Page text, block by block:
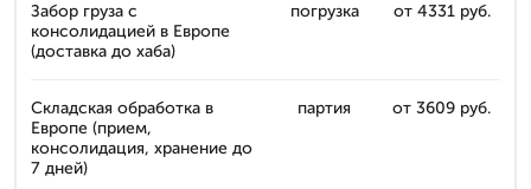
Забор груза с
консолидацией в Европе
(доставка до хаба)
погрузка от 4331 руб.
Складская обработка в
Европе (прием,
консолидация, хранение до
7 дней)
партия от 3609 руб.